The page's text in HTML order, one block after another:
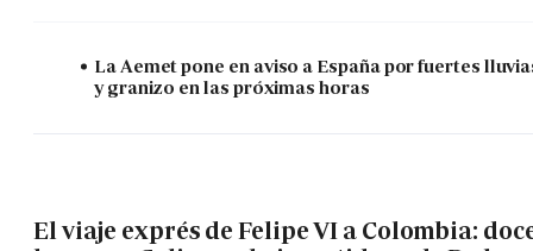
La Aemet pone en aviso a España por fuertes
y granizo en las próximas horas
El viaje exprés de Felipe VI a Colombia: